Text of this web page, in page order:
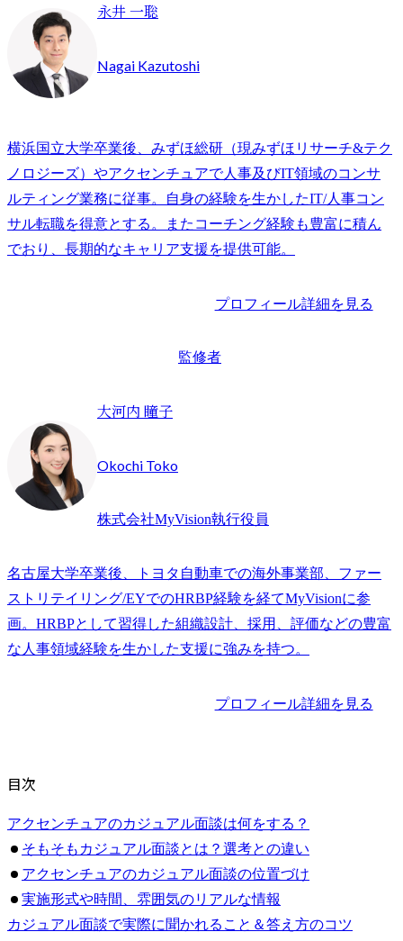
永井 一聡
Nagai Kazutoshi
横浜国立大学卒業後、みずほ総研（現みずほリサーチ&テク
ノロジーズ）やアクセンチュアで人事及びIT領域のコンサ
ルティング業務に従事。自身の経験を生かしたIT/人事コン
サル転職を得意とする。またコーチング経験も豊富に積ん
でおり、長期的なキャリア支援を提供可能。
プロフィール詳細を見る
監修者
大河内 瞳子
Okochi Toko
株式会社MyVision執行役員
名古屋大学卒業後、トヨタ自動車での海外事業部、ファー
ストリテイリング/EYでのHRBP経験を経てMyVisionに参
画。HRBPとして習得した組織設計、採用、評価などの豊富
な人事領域経験を生かした支援に強みを持つ。
プロフィール詳細を見る
目次
アクセンチュアのカジュアル面談は何をする？
そもそもカジュアル面談とは？選考との違い
アクセンチュアのカジュアル面談の位置づけ
実施形式や時間、雰囲気のリアルな情報
カジュアル面談で実際に聞かれること＆答え方のコツ